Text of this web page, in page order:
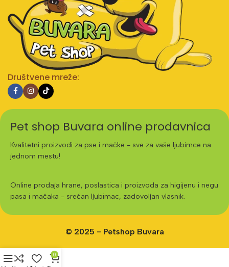
Društvene mreže:
Pet shop Buvara online prodavnica
Kvalitetni proizvodi za pse i mačke - sve za vaše ljubimce na
jednom mestu!
Online prodaja hrane, poslastica i proizvoda za higijenu i negu
pasa i mačaka - srećan ljubimac, zadovoljan vlasnik.
© 2025 - Petshop Buvara
0